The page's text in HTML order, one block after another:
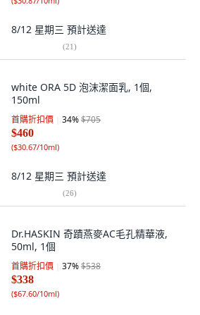
8/12 星期三 預計送達
(21)
white ORA 5D 泡沫潔面乳, 1個,
150ml
首購折扣價 34%$705
$460
($30.67/10ml)
8/12 星期三 預計送達
(26)
Dr.HASKIN 奇蹟燕麥AC毛孔精華液,
50ml, 1個
首購折扣價 37%$538
$338
($67.60/10ml)